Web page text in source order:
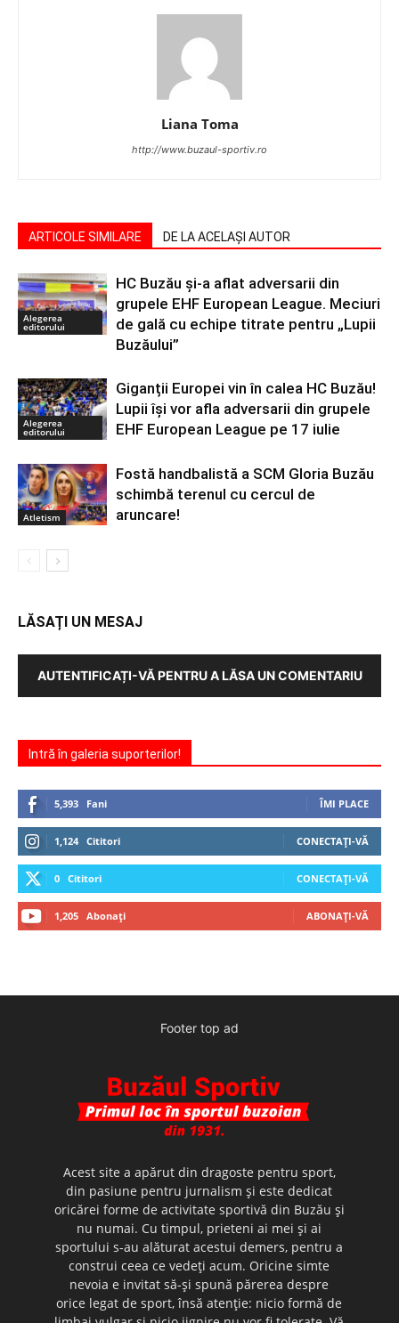
Liana Toma
http://www.buzaul-sportiv.ro
ARTICOLE SIMILARE DE LA ACELAȘI AUTOR
Alegerea
editorului
HC Buzău și-a aflat adversarii din
grupele EHF European League. Meciuri
de gală cu echipe titrate pentru „Lupii
Buzăului”
Alegerea
editorului
Giganții Europei vin în calea HC Buzău!
Lupii își vor afla adversarii din grupele
EHF European League pe 17 iulie
Atletism
Fostă handbalistă a SCM Gloria Buzău
schimbă terenul cu cercul de
aruncare!
LĂSAȚI UN MESAJ
AUTENTIFICAȚI-VĂ PENTRU A LĂSA UN COMENTARIU
Intră în galeria suporterilor!
5,393 Fani ÎMI PLACE
1,124 Cititori CONECTAȚI-VĂ
0 Cititori CONECTAȚI-VĂ
1,205 Abonați ABONAȚI-VĂ
Footer top ad
Acest site a apărut din dragoste pentru sport,
din pasiune pentru jurnalism şi este dedicat
oricărei forme de activitate sportivă din Buzău şi
nu numai. Cu timpul, prieteni ai mei şi ai
sportului s-au alăturat acestui demers, pentru a
construi ceea ce vedeţi acum. Oricine simte
nevoia e invitat să-şi spună părerea despre
orice legat de sport, însă atenţie: nicio formă de